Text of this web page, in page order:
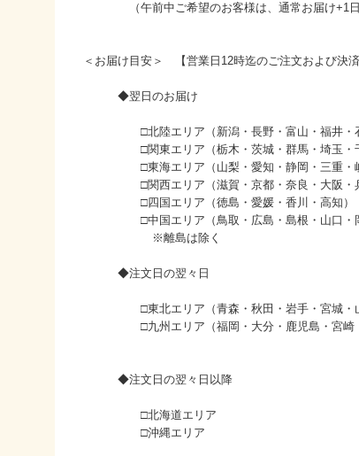
（午前中ご希望のお客様は、通常お届け+1日
＜お届け目安＞ 【営業日12時迄のご注文および決済
◆翌日のお届け
□北陸エリア（新潟・長野・富山・福井・石
□関東エリア（栃木・茨城・群馬・埼玉・千
□東海エリア（山梨・愛知・静岡・三重・岐
□関西エリア（滋賀・京都・奈良・大阪・兵
□四国エリア（徳島・愛媛・香川・高知）
□中国エリア（鳥取・広島・島根・山口・岡
※離島は除く
◆注文日の翌々日
□東北エリア（青森・秋田・岩手・宮城・山
□九州エリア（福岡・大分・鹿児島・宮崎・
◆注文日の翌々日以降
□北海道エリア
□沖縄エリア